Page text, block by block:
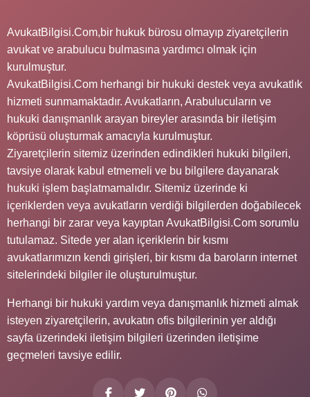
AvukatBilgisi.Com,bir hukuk bürosu olmayıp ziyaretçilerin
avukat ve arabulucu bulmasına yardımcı olmak için
kurulmuştur.
AvukatBilgisi.Com herhangi bir hukuki destek veya avukatlık
hizmeti sunmamaktadır. Avukatların, Arabulucuların ve
hukuki danışmanlık arayan bireyler arasında bir iletişim
köprüsü oluşturmak amacıyla kurulmuştur.
Ziyaretçilerin sitemiz üzerinden edindikleri hukuki bilgileri,
tavsiye olarak kabul etmemeli ve bu bilgilere dayanarak
hukuki işlem başlatmamalıdır. Sitemiz üzerinde ki
içeriklerden veya avukatların verdiği bilgilerden doğabilecek
herhangi bir zarar veya kayıptan AvukatBilgisi.Com sorumlu
tutulamaz. Sitede yer alan içeriklerin bir kısmı
avukatlarımızın kendi girişleri, bir kısmı da baroların internet
sitelerindeki bilgiler ile oluşturulmuştur.
Herhangi bir hukuki yardım veya danışmanlık hizmeti almak
isteyen ziyaretçilerin, avukatın ofis bilgilerinin yer aldığı
sayfa üzerindeki iletişim bilgileri üzerinden iletişime
geçmeleri tavsiye edilir.